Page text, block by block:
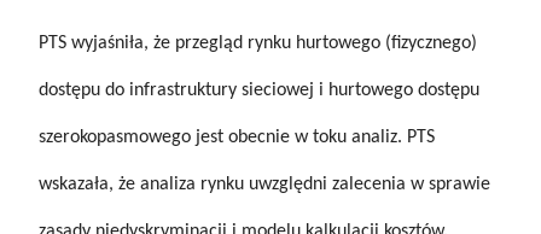
PTS wyjaśniła, że przegląd rynku hurtowego (fizycznego)
dostępu do infrastruktury sieciowej i hurtowego dostępu
szerokopasmowego jest obecnie w toku analiz. PTS
wskazała, że analiza rynku uwzględni zalecenia w sprawie